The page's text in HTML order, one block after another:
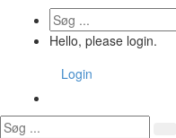
Hello, please login.
Login